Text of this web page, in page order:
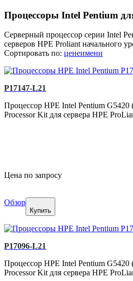
Процессоры Intel Pentium
Серверный процессор серии Intel
серверов HPE Proliant начального
Сортировать по: ценеимени
P17147-L21
Процессор HPE Intel Pentium
Processor Kit для сервера HPE
Цена по запросу
Обзор
Купить
P17096-L21
Процессор HPE Intel Pentium
Processor Kit для сервера HPE